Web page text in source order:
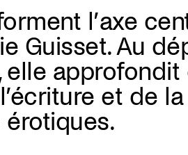
l’axe
Guisset. Au
approfondit
et de la